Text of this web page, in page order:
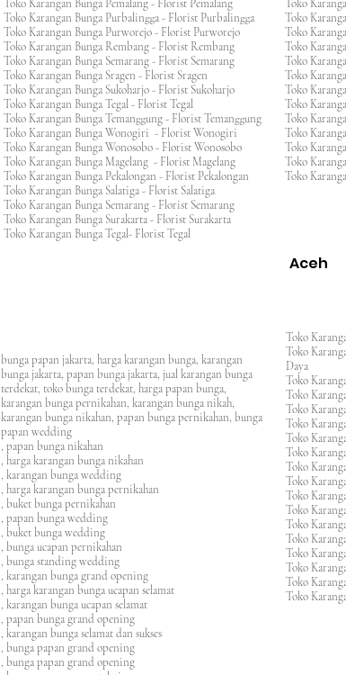
Toko Karangan Bunga Pemalang - Florist Pemalang
Toko Karangan Bunga Purbalingga - Florist Purbalingga
Toko Karangan Bunga Purworejo - Florist Purworejo
Toko Karangan Bunga Rembang - Florist Rembang
Toko Karangan Bunga Semarang - Florist Semarang
Toko Karangan Bunga Sragen - Florist Sragen
Toko Karangan Bunga Sukoharjo - Florist Sukoharjo
Toko Karangan Bunga Tegal - Florist Tegal
Toko Karangan Bunga Temanggung - Florist Temanggung
Toko Karangan Bunga Wonogiri - Florist Wonogiri
Toko Karangan Bunga Wonosobo - Florist Wonosobo
Toko Karangan Bunga Magelang - Florist Magelang
Toko Karangan Bunga Pekalongan - Florist Pekalongan
Toko Karangan Bunga Salatiga - Florist Salatiga
Toko Karangan Bunga Semarang - Florist Semarang
Toko Karangan Bunga Surakarta - Florist Surakarta
Toko Karangan Bunga Tegal- Florist Tegal
Toko
Toko
Toko
Toko
Toko
Toko
Toko
Toko
Toko
Toko
Toko
Toko
Toko
Aceh
bunga papan jakarta, harga karangan bunga, karangan
bunga jakarta, papan bunga jakarta, jual karangan bunga
terdekat, toko bunga terdekat, harga papan bunga,
karangan bunga pernikahan, karangan bunga nikah,
karangan bunga nikahan, papan bunga pernikahan, bunga
papan wedding
, papan bunga nikahan
, harga karangan bunga nikahan
, karangan bunga wedding
, harga karangan bunga pernikahan
, buket bunga pernikahan
, papan bunga wedding
, buket bunga wedding
, bunga ucapan pernikahan
, bunga standing wedding
, karangan bunga grand opening
, harga karangan bunga ucapan selamat
, karangan bunga ucapan selamat
, papan bunga grand opening
, karangan bunga selamat dan sukses
, bunga papan grand opening
, bunga papan grand opening
Toko
Toko
Daya
Toko
Toko
Toko
Toko
Toko
Toko
Toko
Toko
Toko
Toko
Toko
Toko
Toko
Toko
Toko
Toko